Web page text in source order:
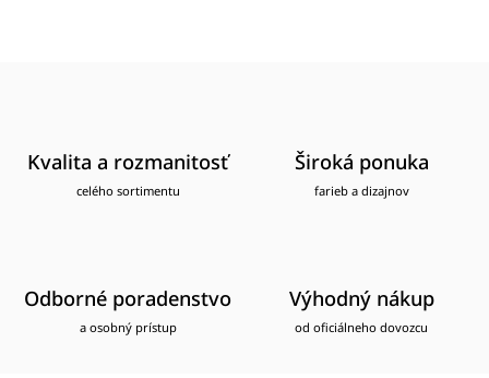
Kvalita a rozmanitosť
celého sortimentu
Široká ponuka
farieb a dizajnov
Odborné poradenstvo
a osobný prístup
Výhodný nákup
od oficiálneho dovozcu